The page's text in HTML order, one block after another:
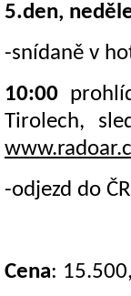
5.den,
-snídaně v
10:00
Tirolech,
-odjezd do ČR
Cena: